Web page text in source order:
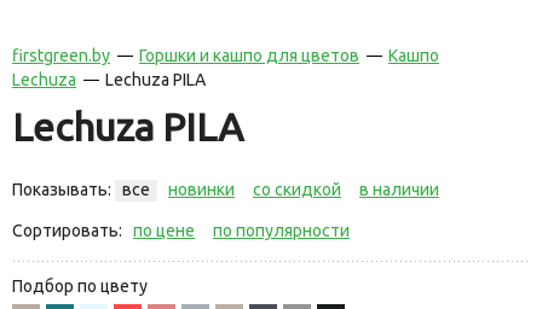
firstgreen.by Горшки и кашпо для цветов
Кашпо
Lechuza
Lechuza PILA
Lechuza PILA
Показывать: все новинки со скидкой в наличии
Сортировать: по цене по популярности
Подбор по цвету